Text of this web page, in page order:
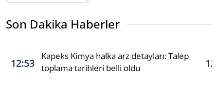
Son Dakika Haberler
12:53
Kapeks Kimya halka arz detayları: Talep
toplama tarihleri belli oldu